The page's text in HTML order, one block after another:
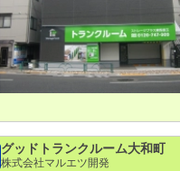
グッドトランクルーム大和町
株式会社マルエツ開発